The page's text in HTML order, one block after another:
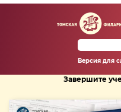
Версия для
Завершите